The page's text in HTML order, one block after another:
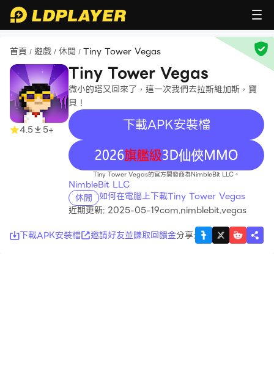
首頁 / 遊戲 / 休閒 / Tiny Tower Vegas
4.5 5+
Tiny Tower Vegas
微小的塔又回來了，這一次我們去拉斯維加斯，寶
貝！
下載APK安裝檔
recommend
Tiny Tower Vegas的官方開發商為NimbleBit LLC。
NimbleBit LLC
休閒 如何在電腦上下載Tiny Tower Vegas
近期更新: 2025-05-19com.nimblebit.vegas
下載APK安裝檔
邀請好友並賺取回饋金分享: